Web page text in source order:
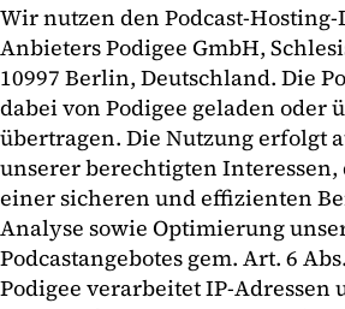
Wir nutzen den Podcast-Hosting-
Anbieters Podigee GmbH,
10997 Berlin, Deutschland. Die
dabei von Podigee geladen oder
übertragen. Die Nutzung erfolgt
unserer berechtigten Interessen,
einer sicheren und effizienten
Analyse sowie Optimierung
Podcastangebotes gem. Art. 6
Podigee verarbeitet IP-Adressen